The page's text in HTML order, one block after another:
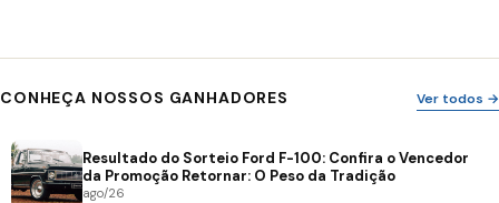
CONHEÇA NOSSOS GANHADORES Ver todos →
Resultado do Sorteio Ford F-100: Confira o Vencedor
da Promoção Retornar: O Peso da Tradição
ago/26